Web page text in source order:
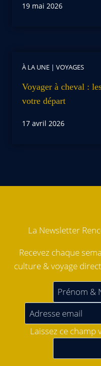
19 mai 2026
À LA UNE | VOYAGES
Voyager à cheval :
votre départ
17 avril 2026
La Newsletter
Recevez chaque
culture & voyage
Laissez ce champ